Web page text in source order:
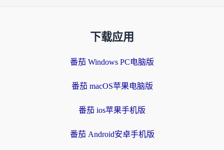
下载应用
番茄 Windows PC电脑版
番茄 macOS苹果电脑版
番茄 ios苹果手机版
番茄 Android安卓手机版